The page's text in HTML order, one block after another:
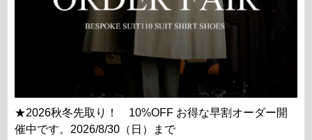
★2026秋冬先取り！ 10%OFF お得な早割オーダー開
催中です。2026/8/30（日）まで